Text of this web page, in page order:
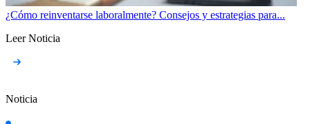
¿Cómo reinventarse laboralmente? Consejos y estrategias para...
Leer Noticia
Noticia